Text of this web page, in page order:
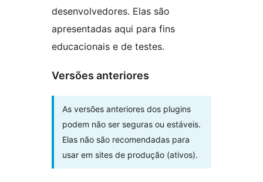
desenvolvedores. Elas são
apresentadas aqui para fins
educacionais e de testes.
Versões anteriores
As versões anteriores dos plugins
podem não ser seguras ou estáveis.
Elas não são recomendadas para
usar em sites de produção (ativos).